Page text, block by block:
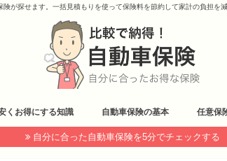
が探せます。一括見積もりを使って保険料を節約して家計の負担を
くお得にする知識 自動車保険の基本 任意保
自分に合った自動車保険を5分でチェックする